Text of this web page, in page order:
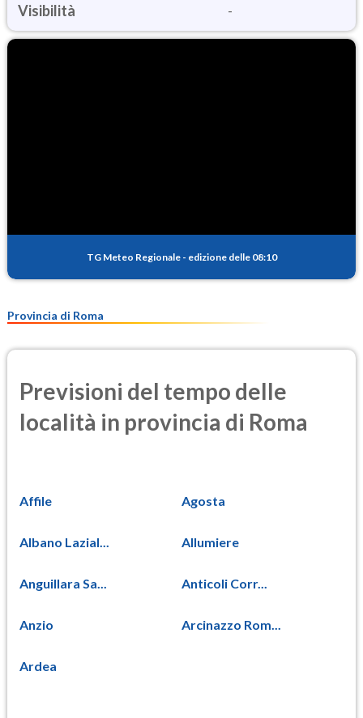
Visibilità -
TG Meteo Regionale - edizione delle 08:10
Provincia di Roma
Previsioni del tempo delle
località in provincia di Roma
Affile Agosta
Albano Lazial... Allumiere
Anguillara Sa... Anticoli Corr...
Anzio Arcinazzo Rom...
Ardea